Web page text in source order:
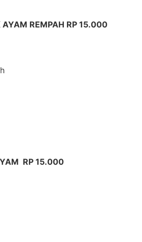
AYAM REMPAH RP 15.000
RP 15.000